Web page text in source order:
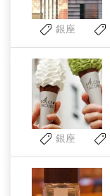
銀座
銀座